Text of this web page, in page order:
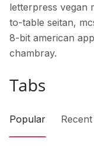
letterpress vegan
to-table seitan,
8-bit american
chambray.
Tabs
Popular Recent